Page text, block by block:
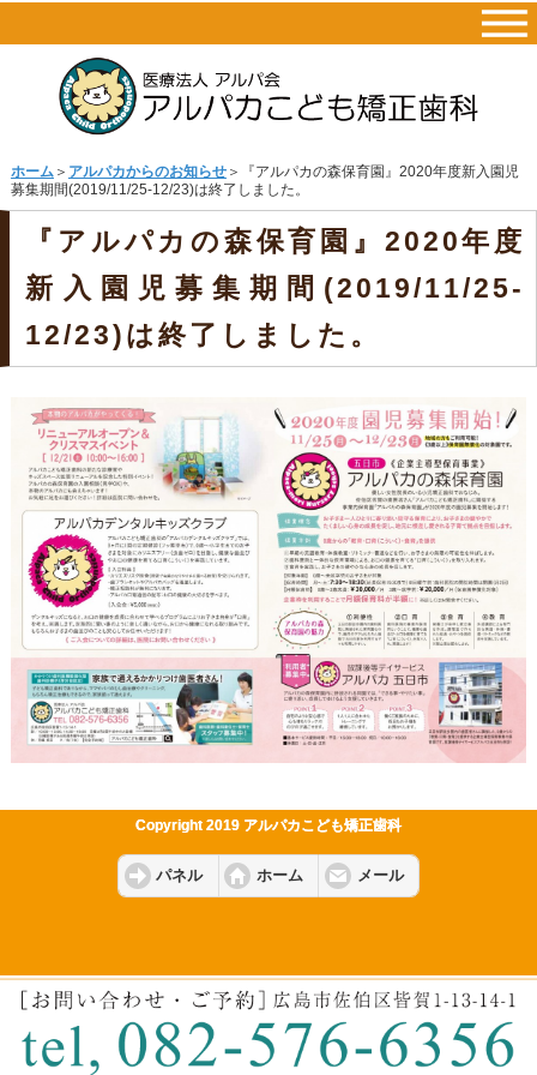
ホーム＞ アルパカからのお知らせ＞『アルパカの森保育園』2020年度新入園児
募集期間(2019/11/25-12/23)は終了しました。
『アルパカの森保育園』2020年度
新入園児募集期間(2019/11/25-
12/23)は終了しました。
Copyright 2019 アルパカこども矯正歯科
パネル ホーム メール